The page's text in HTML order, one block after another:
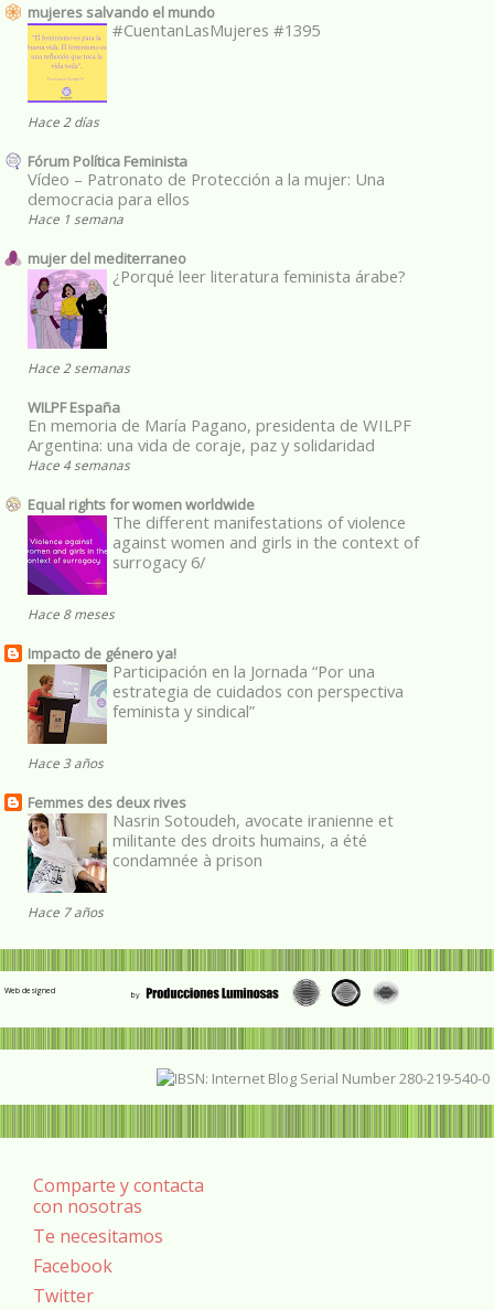
mujeres salvando el mundo
#CuentanLasMujeres #1395
Hace 2 días
Fórum Política Feminista
Vídeo – Patronato de Protección a la mujer: Una
democracia para ellos
Hace 1 semana
mujer del mediterraneo
¿Porqué leer literatura feminista árabe?
Hace 2 semanas
WILPF España
En memoria de María Pagano, presidenta de WILPF
Argentina: una vida de coraje, paz y solidaridad
Hace 4 semanas
Equal rights for women worldwide
The different manifestations of violence
against women and girls in the context of
surrogacy 6/
Hace 8 meses
Impacto de género ya!
Participación en la Jornada “Por una
estrategia de cuidados con perspectiva
feminista y sindical”
Hace 3 años
Femmes des deux rives
Nasrin Sotoudeh, avocate iranienne et
militante des droits humains, a été
condamnée à prison
Hace 7 años
Web designed
Comparte y contacta
con nosotras
Te necesitamos
Facebook
Twitter